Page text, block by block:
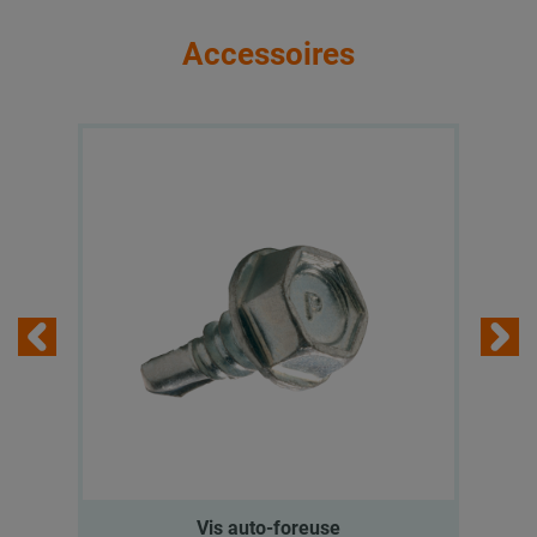
Accessoires
Vis auto-foreuse